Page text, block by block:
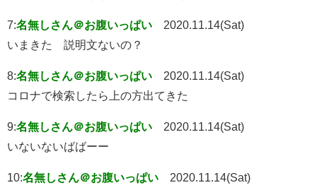
7:名無しさん＠お腹いっぱい
2020.11.14(Sat)
いまきた 説明文ないの？
8:名無しさん＠お腹いっぱい
2020.11.14(Sat)
コロナで検索したら上の方出てきた
9:名無しさん＠お腹いっぱい
2020.11.14(Sat)
いないないばばーー
10:名無しさん＠お腹いっぱい
2020.11.14(Sat)